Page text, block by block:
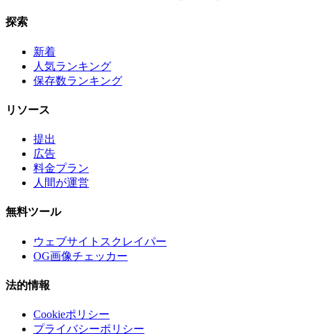
探索
新着
人気ランキング
保存数ランキング
リソース
提出
広告
料金プラン
人間が運営
無料ツール
ウェブサイトスクレイパー
OG画像チェッカー
法的情報
Cookieポリシー
プライバシーポリシー